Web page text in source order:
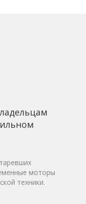
моторы
техники.